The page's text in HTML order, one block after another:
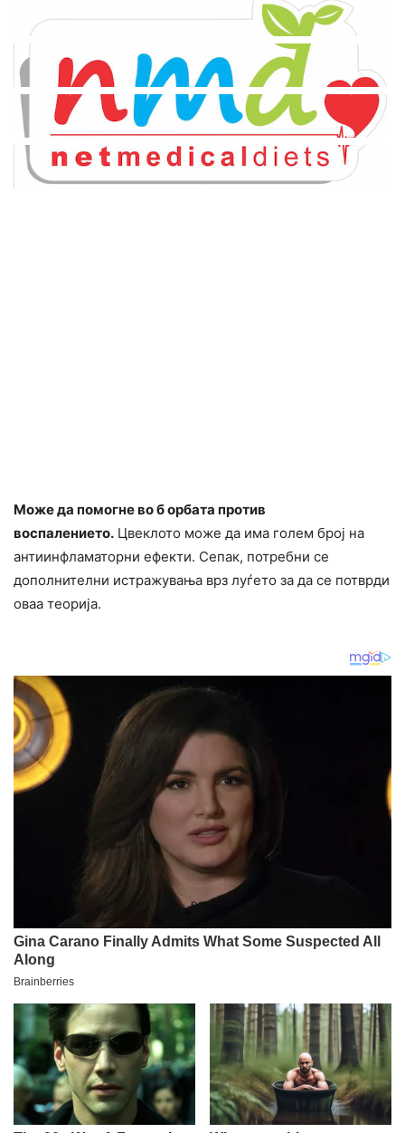
Може да помогне во б орбата против
воспалението. Цвеклото може да има голем број на
антиинфламаторни ефекти. Сепак, потребни се
дополнителни истражувања врз луѓето за да се потврди
оваа теорија.